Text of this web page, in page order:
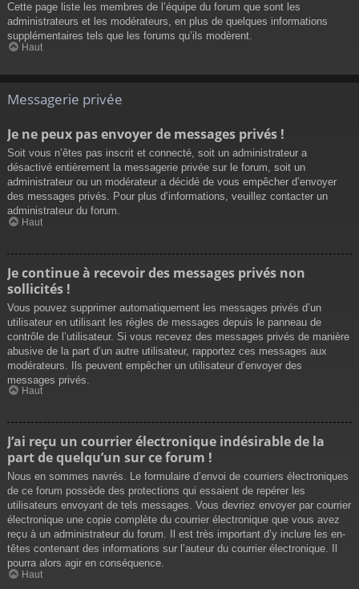
Cette page liste les membres de l’équipe du forum que sont les
administrateurs et les modérateurs, en plus de quelques informations
supplémentaires tels que les forums qu’ils modèrent.
Haut
Messagerie privée
Je ne peux pas envoyer de messages privés !
Soit vous n’êtes pas inscrit et connecté, soit un administrateur a
désactivé entièrement la messagerie privée sur le forum, soit un
administrateur ou un modérateur a décidé de vous empêcher d’envoyer
des messages privés. Pour plus d’informations, veuillez contacter un
administrateur du forum.
Haut
Je continue à recevoir des messages privés non
sollicités !
Vous pouvez supprimer automatiquement les messages privés d’un
utilisateur en utilisant les règles de messages depuis le panneau de
contrôle de l’utilisateur. Si vous recevez des messages privés de manière
abusive de la part d’un autre utilisateur, rapportez ces messages aux
modérateurs. Ils peuvent empêcher un utilisateur d’envoyer des
messages privés.
Haut
J’ai reçu un courrier électronique indésirable de la
part de quelqu’un sur ce forum !
Nous en sommes navrés. Le formulaire d’envoi de courriers électroniques
de ce forum possède des protections qui essaient de repérer les
utilisateurs envoyant de tels messages. Vous devriez envoyer par courrier
électronique une copie complète du courrier électronique que vous avez
reçu à un administrateur du forum. Il est très important d’y inclure les en-
têtes contenant des informations sur l’auteur du courrier électronique. Il
pourra alors agir en conséquence.
Haut